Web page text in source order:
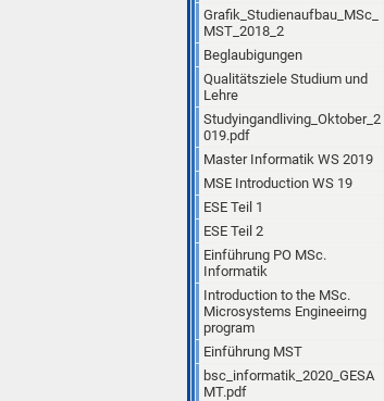
Grafik_Studienaufbau_MSc_
MST_2018_2
Beglaubigungen
Qualitätsziele Studium und
Lehre
Studyingandliving_Oktober_2
019.pdf
Master Informatik WS 2019
MSE Introduction WS 19
ESE Teil 1
ESE Teil 2
Einführung PO MSc.
Informatik
Introduction to the MSc.
Microsystems Engineeirng
program
Einführung MST
bsc_informatik_2020_GESA
MT.pdf